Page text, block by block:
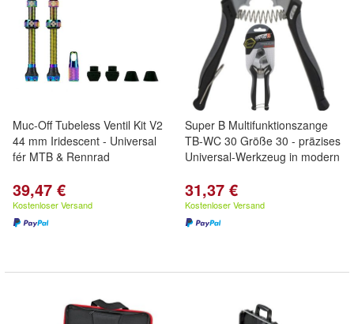
Muc-Off Tubeless Ventil Kit V2
44 mm Iridescent - Universal
fér MTB & Rennrad
39,47 €
Kostenloser Versand
Super B Multifunktionszange
TB-WC 30 Größe 30 - präzises
Universal-Werkzeug in modern
31,37 €
Kostenloser Versand